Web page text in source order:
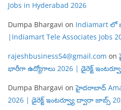
Jobs in Hyderabad 2026
Dumpa Bhargavi on Indiamart
|Indiamart Tele Associates Jobs
rajeshbusiness54@gmail.com on
భారీగా ఉద్యోగాలు 2026 | డైరెక్ట్
Dumpa Bhargavi onహైదరాబాద్
2026 | డైరెక్ట్ ఇంటర్వ్యూ ద్వారా జాబ్స్